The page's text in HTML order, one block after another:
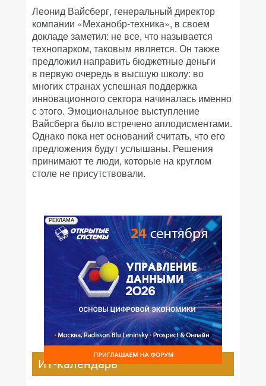
Леонид Вайсберг, генеральный директор
компании «Механобр-техника», в своем
докладе заметил: не все, что называется
технопарком, таковым является. Он также
предложил направить бюджетные деньги
в первую очередь в высшую школу: во
многих странах успешная поддержка
инновационного сектора начиналась именно
с этого. Эмоциональное выступление
Вайсберга было встречено аплодисментами.
Однако пока нет оснований считать, что его
предложения будут услышаны. Решения
принимают те люди, которые на круглом
столе не присутствовали.
РЕКЛАМА
ИТ-календарь